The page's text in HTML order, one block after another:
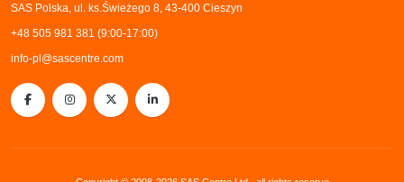
SAS Polska, ul. ks.Świeżego 8, 43-400 Cieszyn
+48 505 981 381 (9:00-17:00)
info-pl@sascentre.com